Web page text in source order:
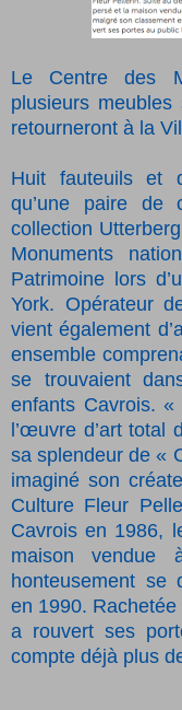
Le Centre des
plusieurs meubles
retourneront à la
Huit fauteuils et
qu’une paire de
collection
Monuments
Patrimoine lors
York. Opérateur
vient également
ensemble
se trouvaient
enfants Cavrois. «
l’œuvre d’art total
sa splendeur de «
imaginé son
Culture Fleur
Cavrois en 1986,
maison
honteusement se
en 1990.
a rouvert ses
compte déjà plus